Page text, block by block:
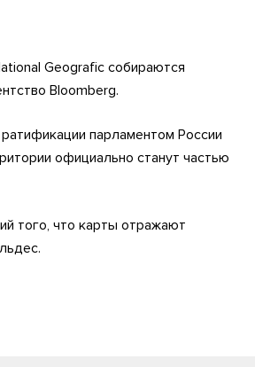
Geografic собираются
Bloomberg.
парламентом России
официально станут частью
того, что карты отражают